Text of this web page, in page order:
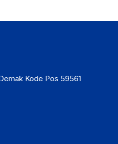
Kode Pos 59561